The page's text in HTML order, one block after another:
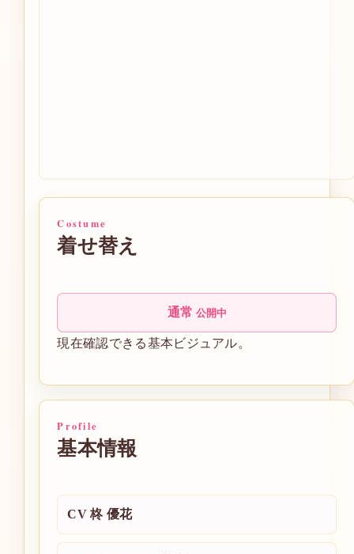
Costume
着せ替え
通常 公開中
現在確認できる基本ビジュアル。
Profile
基本情報
CV 柊 優花